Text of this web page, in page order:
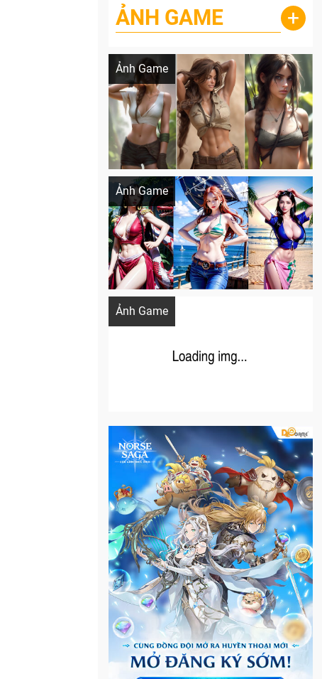
ẢNH GAME +
Ảnh Game
Lala Croft vừa nóng vừa xinh dưới nét vẽ
Ảnh Game
Khi AI Cosplay gái đẹp One Piece
Ảnh Game
Cosplay Xiangling siêu cute